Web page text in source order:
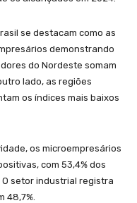
se destacam como as
demonstrando
do Nordeste somam
lado, as regiões
os índices mais baixos
os microempresários
com 53,4% dos
setor industrial registra
48,7%.